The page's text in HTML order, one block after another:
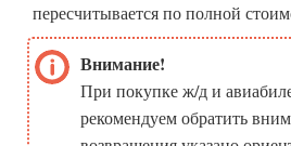
пересчитывается по полной
Внимание!
При покупке ж/д и
рекомендуем обратить